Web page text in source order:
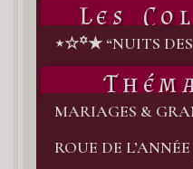
Les
⋆☆꙳★ “NUITS
MARIAGES &
ROUE DE